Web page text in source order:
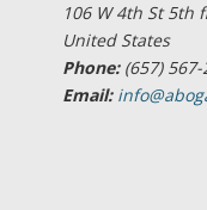
106 W 4th St 5th
United States
Phone:(657) 567-
Email: